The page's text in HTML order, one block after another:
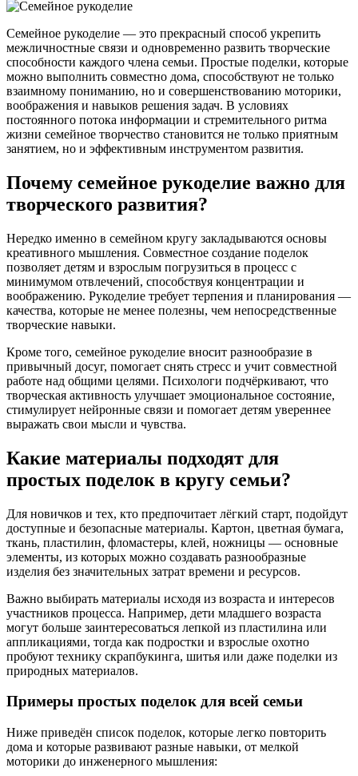
Семейное рукоделие — это прекрасный способ укрепить
межличностные связи и одновременно развить творческие
способности каждого члена семьи. Простые поделки, которые
можно выполнить совместно дома, способствуют не только
взаимному пониманию, но и совершенствованию моторики,
воображения и навыков решения задач. В условиях
постоянного потока информации и стремительного ритма
жизни семейное творчество становится не только приятным
занятием, но и эффективным инструментом развития.
Почему семейное рукоделие важно для
творческого развития?
Нередко именно в семейном кругу закладываются основы
креативного мышления. Совместное создание поделок
позволяет детям и взрослым погрузиться в процесс с
минимумом отвлечений, способствуя концентрации и
воображению. Рукоделие требует терпения и планирования —
качества, которые не менее полезны, чем непосредственные
творческие навыки.
Кроме того, семейное рукоделие вносит разнообразие в
привычный досуг, помогает снять стресс и учит совместной
работе над общими целями. Психологи подчёркивают, что
творческая активность улучшает эмоциональное состояние,
стимулирует нейронные связи и помогает детям увереннее
выражать свои мысли и чувства.
Какие материалы подходят для
простых поделок в кругу семьи?
Для новичков и тех, кто предпочитает лёгкий старт, подойдут
доступные и безопасные материалы. Картон, цветная бумага,
ткань, пластилин, фломастеры, клей, ножницы — основные
элементы, из которых можно создавать разнообразные
изделия без значительных затрат времени и ресурсов.
Важно выбирать материалы исходя из возраста и интересов
участников процесса. Например, дети младшего возраста
могут больше заинтересоваться лепкой из пластилина или
аппликациями, тогда как подростки и взрослые охотно
пробуют технику скрапбукинга, шитья или даже поделки из
природных материалов.
Примеры простых поделок для всей семьи
Ниже приведён список поделок, которые легко повторить
дома и которые развивают разные навыки, от мелкой
моторики до инженерного мышления: